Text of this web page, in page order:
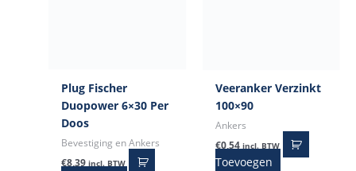
Plug Fischer
Duopower 6×30 Per
Doos
Bevestiging en Ankers
€8,39 incl. BTW
Veeranker Verzinkt
100×90
Ankers
€0,54 incl. BTW
Toevoegen